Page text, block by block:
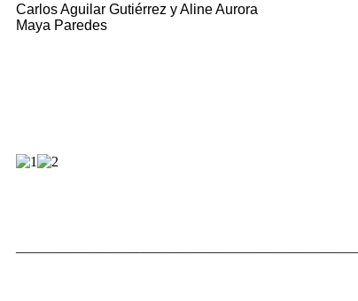
Carlos Aguilar Gutiérrez y Aline Aurora
Maya Paredes